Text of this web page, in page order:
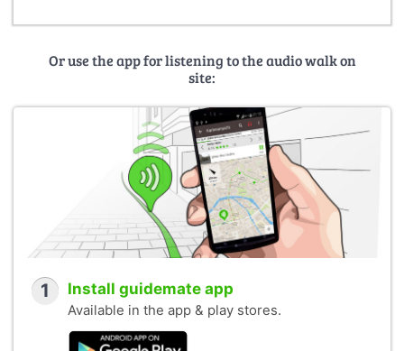
Or use the app for listening to the audio walk on
site:
1 Install guidemate app
Available in the app & play stores.